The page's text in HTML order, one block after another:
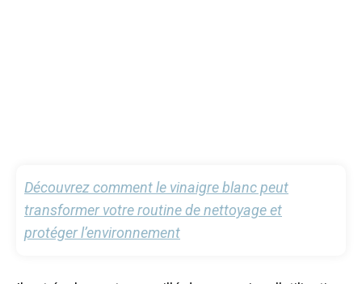
Découvrez comment le vinaigre blanc peut
transformer votre routine de nettoyage et
protéger l’environnement